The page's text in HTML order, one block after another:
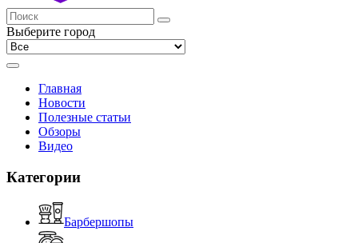
Выберите город
Главная
Новости
Полезные статьи
Обзоры
Видео
Категории
Барбершопы